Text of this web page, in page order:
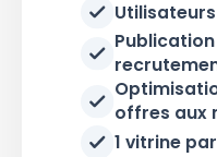
offres aux
1 vitrine